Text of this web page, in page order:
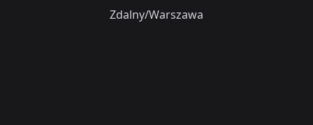
Zdalny/Warszawa